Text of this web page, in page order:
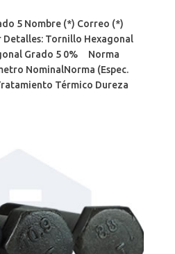
5 Nombre (*) Correo (*)
Detalles: Tornillo Hexagonal
Grado 5 0% Norma
NominalNorma (Espec.
Térmico Dureza